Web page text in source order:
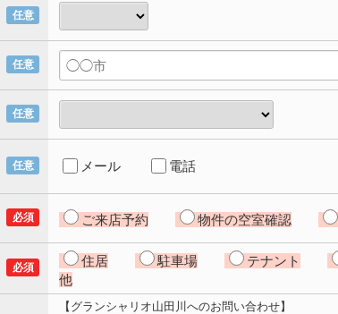
任意
任意
任意
任意 メール 電話
必須 ご来店予約 物件の空室確認
必須 住居 駐車場 テナント
他
【グランシャリオ山田川へのお問い合わせ】